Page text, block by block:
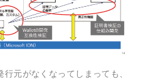
元がなくなってしまっても、